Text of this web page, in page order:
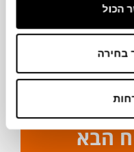
הכול
בחירה
את
הבא